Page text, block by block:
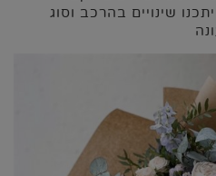
שינויים בהרכב וסוג